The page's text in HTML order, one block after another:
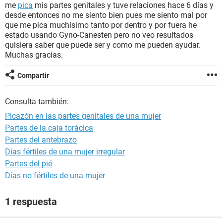
BIENESTAR
SEXUALIDAD
GLOSARIO
me pica mis partes genitales y tuve relaciones hace 6 días y
desde entonces no me siento bien pues me siento mal por
que me pica muchísimo tanto por dentro y por fuera he
estado usando Gyno-Canesten pero no veo resultados
quisiera saber que puede ser y como me pueden ayudar.
Muchas gracias.
Compartir
Consulta también:
Picazón en las partes genitales de una mujer
Partes de la caja torácica
Partes del antebrazo
Días fértiles de una mujer irregular
Partes del pié
Días no fértiles de una mujer
1 respuesta